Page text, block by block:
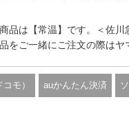
品は【常温】です。＜佐川
をご一緒にご注文の際はヤ
モ） auかんたん決済